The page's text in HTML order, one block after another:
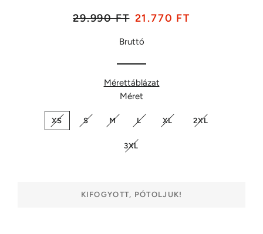
Listaár
29.990 FT Akciós
21.770 FT
Bruttó
Mérettáblázat
Méret
XS S M L XL 2XL
3XL
KIFOGYOTT, PÓTOLJUK!